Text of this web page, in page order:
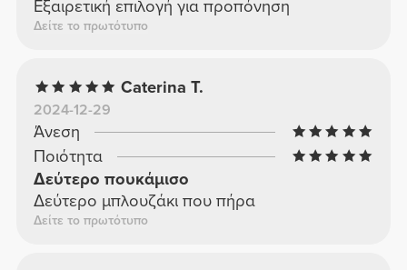
Εξαιρετική επιλογή για προπόνηση
Δείτε το πρωτότυπο
Caterina T.
2024-12-29
Άνεση
Ποιότητα
Δεύτερο πουκάμισο
Δεύτερο μπλουζάκι που πήρα
Δείτε το πρωτότυπο